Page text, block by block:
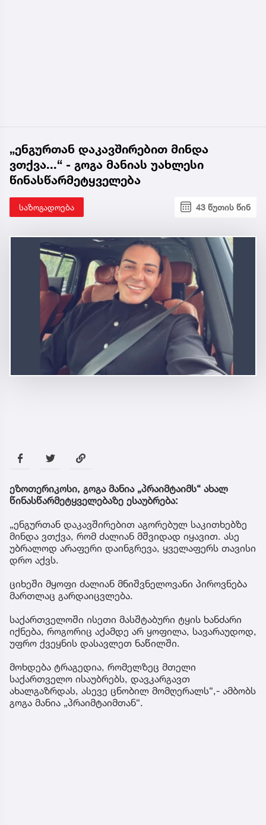
„ენგურთან დაკავშირებით მინდა
ვთქვა...“ - გოგა მანიას უახლესი
წინასწარმეტყველება
საზოგადოება 43 წუთის წინ
ეზოთერიკოსი, გოგა მანია „პრაიმტაიმს“ ახალ
წინასწარმეტყველებაზე ესაუბრება:
„ენგურთან დაკავშირებით აგორებულ საკითხებზე
მინდა ვთქვა, რომ ძალიან მშვიდად იყავით. ასე
უბრალოდ არაფერი დაინგრევა, ყველაფერს თავისი
დრო აქვს.
ციხეში მყოფი ძალიან მნიშვნელოვანი პიროვნება
მართლაც გარდაიცვლება.
საქართველოში ისეთი მასშტაბური ტყის ხანძარი
იქნება, როგორიც აქამდე არ ყოფილა, სავარაუდოდ,
უფრო ქვეყნის დასავლეთ ნაწილში.
მოხდება ტრაგედია, რომელზეც მთელი
საქართველო ისაუბრებს, დავკარგავთ
ახალგაზრდას, ასევე ცნობილ მომღერალს“,- ამბობს
გოგა მანია „პრაიმტაიმთან“.